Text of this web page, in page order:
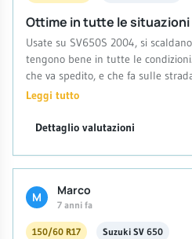
Ottime in tutte le situazioni
Usate su SV650S 2004, si
tengono bene in tutte le
che va spedito, e che fa sulle
provare a piegare quanto più
un po' al limite come la mia.
6000km prima di arrivare alle
ma i lati sono arrivati alle tacche.
prestazionali durante l'usura.
Leggi tutto
Dettaglio valutazioni
M Marco
7 anni fa
150/60 R17 Suzuki SV 650